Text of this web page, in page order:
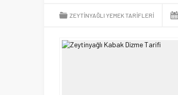
ZEYTINYAĞLI YEMEK TARIFLERI